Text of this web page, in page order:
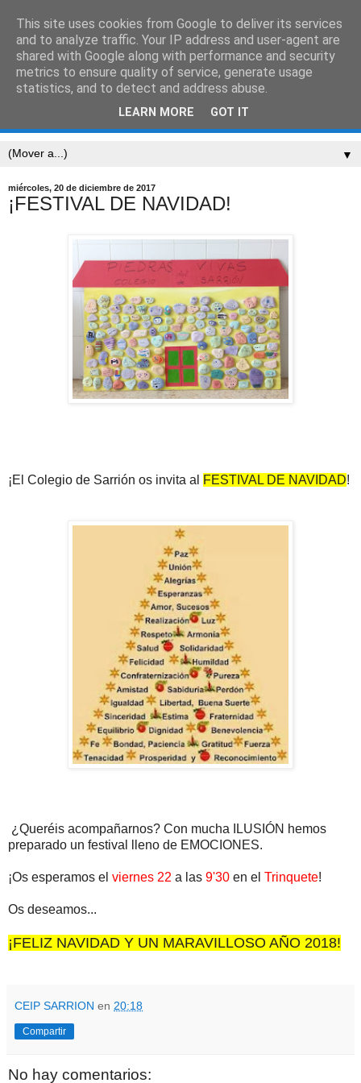
CEIP SARRIÓN
"Mucha gente pequeña, en lugares pequeños, haciendo
cosas pequeñas, puede cambiar el mundo." Eduardo
▼
miércoles, 20 de diciembre de 2017
¡FESTIVAL DE NAVIDAD!
¡El Colegio de Sarrión os invita al FESTIVAL DE NAVIDAD!
¿Queréis acompañarnos? Con mucha ILUSIÓN hemos
preparado un festival lleno de EMOCIONES.
¡Os esperamos el viernes 22 a las 9'30 en el Trinquete!
Os deseamos...
¡FELIZ NAVIDAD Y UN MARAVILLOSO AÑO 2018!
CEIP SARRION en 20:18
Compartir
No hay comentarios:
This site uses cookies from Google to deliver its services
and to analyze traffic. Your IP address and user-agent are
shared with Google along with performance and security
metrics to ensure quality of service, generate usage
statistics, and to detect and address abuse.
LEARN MORE GOT IT